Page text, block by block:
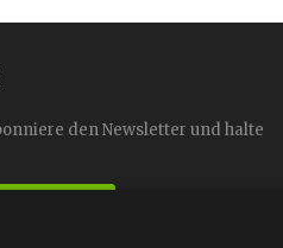
den Newsletter und halte